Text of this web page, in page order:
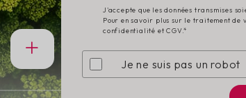
J'accepte que les données transmises
Pour en savoir plus sur le traitement
confidentialité et CGV.*
Je ne suis pas un robot